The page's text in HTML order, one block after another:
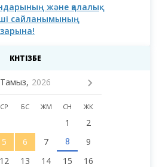
және қалалық
сайланымының
КҮНТІЗБЕ
Тамыз, 2026
СР БС ЖМ СН ЖК
1
2
5 6 7 8
9
12 13 14 15
16